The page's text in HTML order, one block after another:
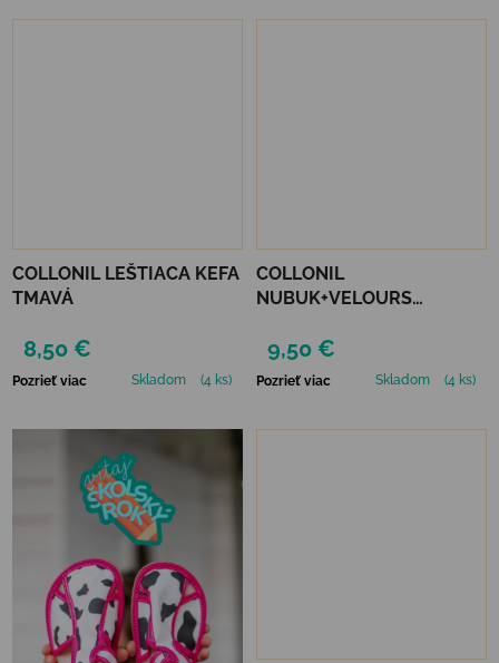
COLLONIL LEŠTIACA KEFA
TMAVÁ
8,50 €
Pozrieť viac Skladom (4 ks)
COLLONIL
NUBUK+VELOURS
9,50 €
Pozrieť viac Skladom (4 ks)